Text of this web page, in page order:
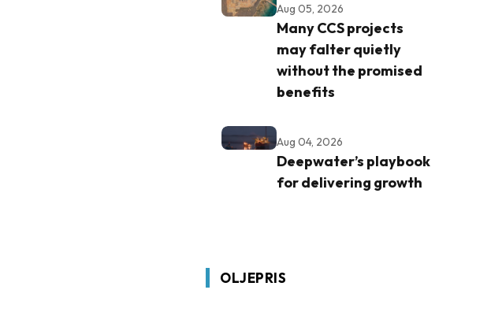
Aug 05, 2026
Many CCS projects
may falter quietly
without the promised
benefits
Aug 04, 2026
Deepwater’s playbook
for delivering growth
OLJEPRIS